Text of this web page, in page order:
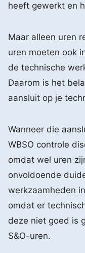
heeft gewerkt en
Maar alleen uren
uren moeten ook
de technische
Daarom is het
aansluit op je
Wanneer die
WBSO controle
omdat wel uren
onvoldoende
werkzaamheden
omdat er
deze niet goed is
S&O-uren.